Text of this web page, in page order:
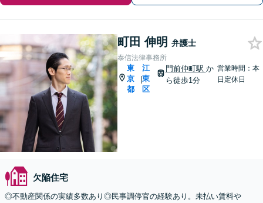
町田 伸明 弁護士
泰信法律事務所
東
京
都
|
江
東
区
門前仲町駅 か
ら徒歩1分
営業時間：本
日定休日
欠陥住宅
◎不動産関係の実績多数あり◎民事調停官の経験あり。未払い賃料や